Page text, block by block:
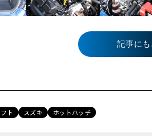
記事に
ト スズキ ホットハッチ